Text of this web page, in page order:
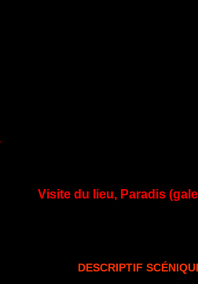
Visite du lieu, Paradis
DESCRIPTIF